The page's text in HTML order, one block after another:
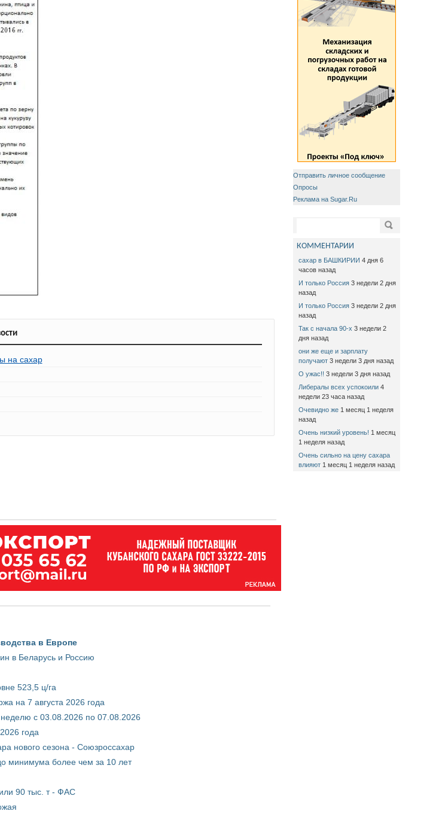
на сахар
в Европе
в Беларусь и Россию
523,5 ц/га
на 7 августа 2026 года
с 03.08.2026 по 07.08.2026
года
нового сезона - Союзроссахар
минимума более чем за 10 лет
90 тыс. т - ФАС
Отправить личное сообщение
Опросы
Реклама на Sugar.Ru
Поиск
КОММЕНТАРИИ
сахар в БАШКИРИИ 4 дня 6
часов назад
И только Россия 3 недели 2 дня
назад
И только Россия 3 недели 2 дня
назад
Так с начала 90-х 3 недели 2
дня назад
они же еще и зарплату
получают 3 недели 3 дня назад
О ужас!! 3 недели 3 дня назад
Либералы всех успокоили 4
недели 23 часа назад
Очевидно же 1 месяц 1 неделя
назад
Очень низкий уровень! 1 месяц
1 неделя назад
Очень сильно на цену сахара
влияют 1 месяц 1 неделя назад